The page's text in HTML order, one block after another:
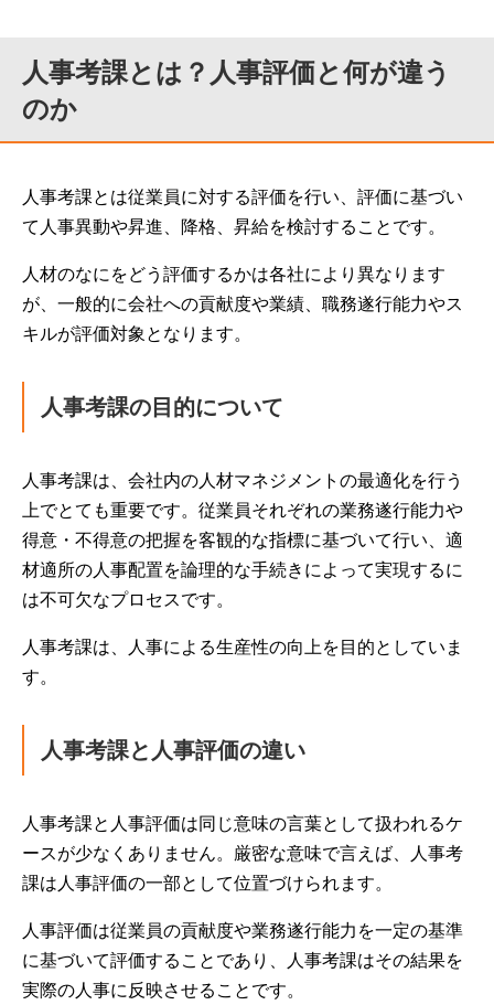
人事考課とは？人事評価と何が違う
のか
人事考課とは従業員に対する評価を行い、評価に基づい
て人事異動や昇進、降格、昇給を検討することです。
人材のなにをどう評価するかは各社により異なります
が、一般的に会社への貢献度や業績、職務遂行能力やス
キルが評価対象となります。
人事考課の目的について
人事考課は、会社内の人材マネジメントの最適化を行う
上でとても重要です。従業員それぞれの業務遂行能力や
得意・不得意の把握を客観的な指標に基づいて行い、適
材適所の人事配置を論理的な手続きによって実現するに
は不可欠なプロセスです。
人事考課は、人事による生産性の向上を目的としていま
す。
人事考課と人事評価の違い
人事考課と人事評価は同じ意味の言葉として扱われるケ
ースが少なくありません。厳密な意味で言えば、人事考
課は人事評価の一部として位置づけられます。
人事評価は従業員の貢献度や業務遂行能力を一定の基準
に基づいて評価することであり、人事考課はその結果を
実際の人事に反映させることです。